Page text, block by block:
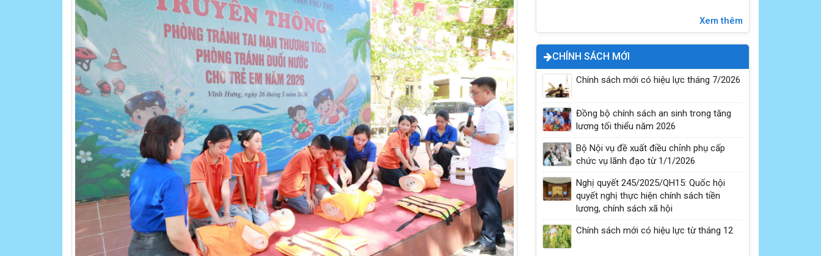
Xem thêm
CHÍNH SÁCH MỚI
Chính sách mới có hiệu lực tháng 7/2026
Đồng bộ chính sách an sinh trong tăng
lương tối thiểu năm 2026
Bộ Nội vụ đề xuất điều chỉnh phụ cấp
chức vụ lãnh đạo từ 1/1/2026
Nghị quyết 245/2025/QH15: Quốc hội
quyết nghị thực hiện chính sách tiền
lương, chính sách xã hội
Chính sách mới có hiệu lực từ tháng 12
năng phòng, chống đuối nước cho trẻ em năm
2026
Hướng dẫn tích hợp thẻ BHYT